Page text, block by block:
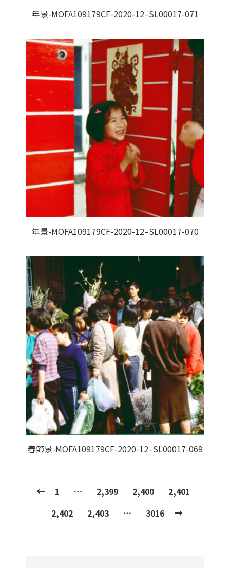
年景-MOFA109179CF-2020-12–SL00017-071
年景-MOFA109179CF-2020-12–SL00017-070
春節景-MOFA109179CF-2020-12–SL00017-069
1 … 2,399 2,400
2,401
2,402
2,403 … 3016